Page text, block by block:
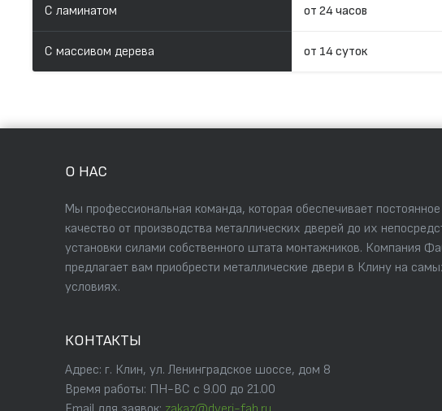
С ламинатом от 24 часов
С массивом дерева от 14 суток
О НАС
Мы профессиональная команда, которая обеспечивает
качество от производства металлических дверей до их
установки силами собственного штата монтажников. Компания
предлагает вам приобрести металлические двери в Клину на
условиях.
КОНТАКТЫ
Адрес: г. Клин, ул. Ленинградское шоссе, дом 8
Время работы: ПН-ВС с 9.00 до 21.00